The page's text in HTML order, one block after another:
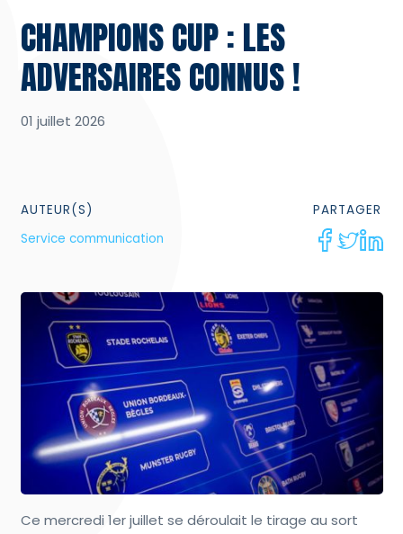
CHAMPIONS CUP : LES
ADVERSAIRES CONNUS !
01 juillet 2026
AUTEUR(S)
Service communication
PARTAGER
Ce mercredi 1er juillet se déroulait le tirage au sort